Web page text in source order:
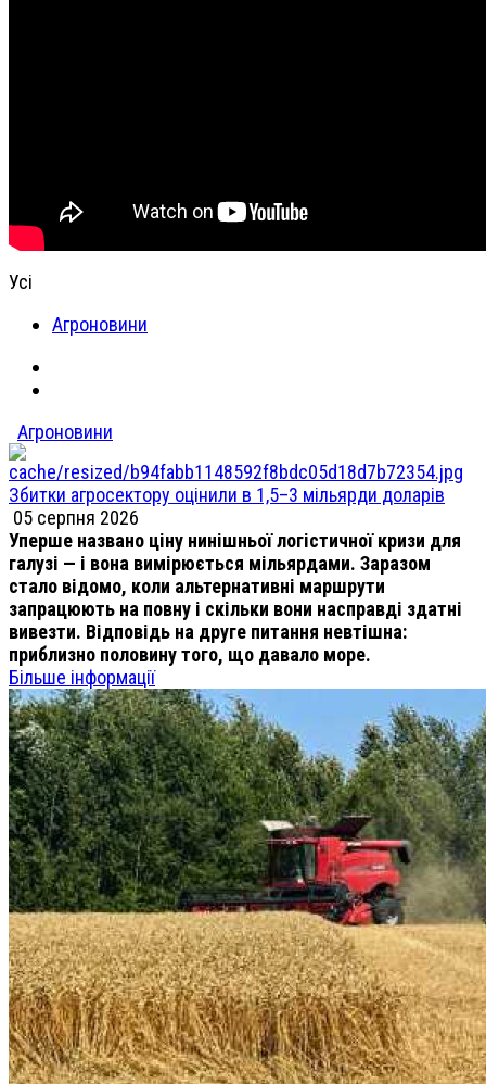
Усі
Агроновини
Агроновини
Збитки агросектору оцінили в 1,5–3 мільярди доларів
05 серпня 2026
Уперше названо ціну нинішньої логістичної кризи для
галузі — і вона вимірюється мільярдами. Заразом
стало відомо, коли альтернативні маршрути
запрацюють на повну і скільки вони насправді здатні
вивезти. Відповідь на друге питання невтішна:
приблизно половину того, що давало море.
Більше інформації